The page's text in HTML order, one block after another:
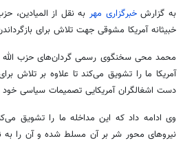
به گزارشخبرگزاری مهر به نقل از المیادین،
خبیثانه آمریکا مشوقی جهت تلاش برای
محمد محی سخنگوی رسمی گردان‌های حزب الله
آمریکا ما را تشویق می‌کند تا علاوه بر تلاش
دست اشغالگران آمریکایی تصمیمات سیاسی خود
وی ادامه داد که این مداخله ما را تشویق
نیروهای محور شر بر آن مسلط شده و آن را به